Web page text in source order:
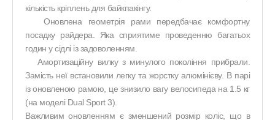
кількість кріплень для байкпакінгу.
Оновлена геометрія рами передбачає комфортну
посадку райдера. Яка сприятиме проведенню багатьох
годин у сідлі із задоволенням.
Амортизаційну вилку з минулого покоління прибрали.
Замість неї встановили легку та жорстку алюмінієву. В парі
із оновленою рамою, це знизило вагу велосипеда на 1.5 кг
(на моделі Dual Sport 3).
Важливим оновленням є зменшений розмір коліс, що в